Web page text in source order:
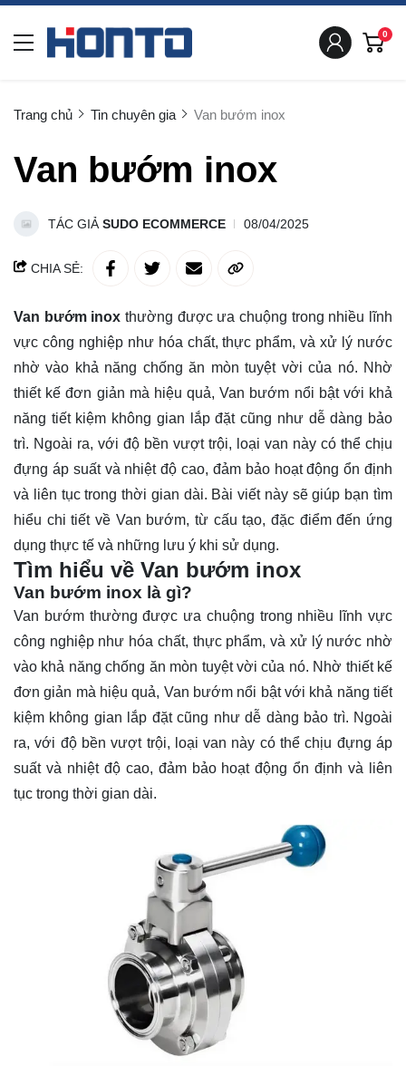
0
Trang chủ Tin chuyên gia Van bướm inox
Van bướm inox
TÁC GIẢ SUDO ECOMMERCE 08/04/2025
CHIA SẺ:
Van bướm inox thường được ưa chuộng trong nhiều lĩnh
vực công nghiệp như hóa chất, thực phẩm, và xử lý nước
nhờ vào khả năng chống ăn mòn tuyệt vời của nó. Nhờ
thiết kế đơn giản mà hiệu quả, Van bướm nổi bật với khả
năng tiết kiệm không gian lắp đặt cũng như dễ dàng bảo
trì. Ngoài ra, với độ bền vượt trội, loại van này có thể chịu
đựng áp suất và nhiệt độ cao, đảm bảo hoạt động ổn định
và liên tục trong thời gian dài. Bài viết này sẽ giúp bạn tìm
hiểu chi tiết về Van bướm, từ cấu tạo, đặc điểm đến ứng
dụng thực tế và những lưu ý khi sử dụng.
Tìm hiểu về Van bướm inox
Van bướm inox là gì?
Van bướmthường được ưa chuộng trong nhiều lĩnh vực
công nghiệp như hóa chất, thực phẩm, và xử lý nước nhờ
vào khả năng chống ăn mòn tuyệt vời của nó. Nhờ thiết kế
đơn giản mà hiệu quả, Van bướm nổi bật với khả năng tiết
kiệm không gian lắp đặt cũng như dễ dàng bảo trì. Ngoài
ra, với độ bền vượt trội, loại van này có thể chịu đựng áp
suất và nhiệt độ cao, đảm bảo hoạt động ổn định và liên
tục trong thời gian dài.